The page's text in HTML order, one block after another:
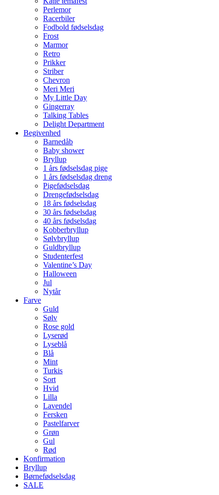
Perlemor
Racerbiler
Fodbold fødselsdag
Frost
Marmor
Retro
Prikker
Striber
Chevron
Meri Meri
My Little Day
Gingerray
Talking Tables
Delight Department
Begivenhed
Barnedåb
Baby shower
Bryllup
1 års fødselsdag pige
1 års fødselsdag dreng
Pigefødselsdag
Drengefødselsdag
18 års fødselsdag
30 års fødselsdag
40 års fødselsdag
Kobberbryllup
Sølvbryllup
Guldbryllup
Studenterfest
Valentine’s Day
Halloween
Jul
Nytår
Farve
Guld
Sølv
Rose gold
Lyserød
Lyseblå
Blå
Mint
Turkis
Sort
Hvid
Lilla
Lavendel
Fersken
Pastelfarver
Grøn
Gul
Rød
Konfirmation
Bryllup
Børnefødselsdag
SALE